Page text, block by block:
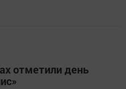
отметили день